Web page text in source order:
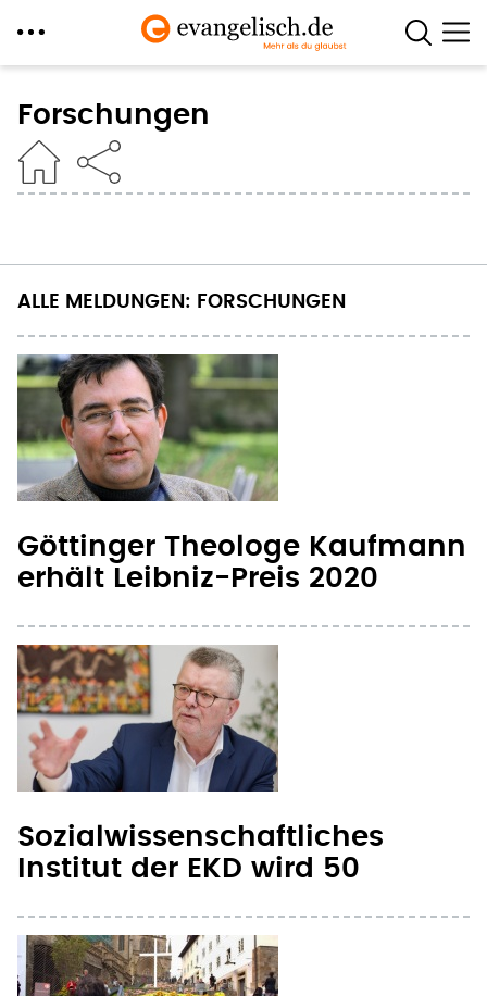
zum
Inhalt
Forschungen
ALLE MELDUNGEN: FORSCHUNGEN
Göttinger Theologe Kaufmann
erhält Leibniz-Preis 2020
Sozialwissenschaftliches
Institut der EKD wird 50